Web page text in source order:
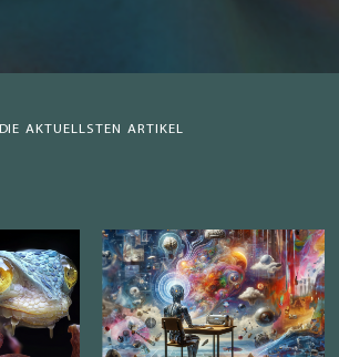
DIE AKTUELLSTEN ARTIKEL